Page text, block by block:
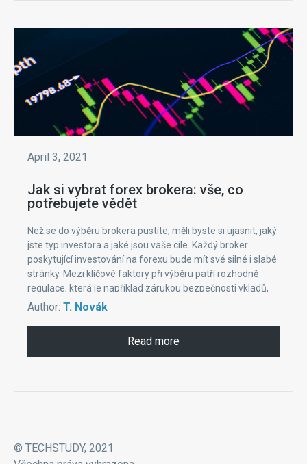
April 3, 2021
Jak si vybrat forex brokera: vše, co
potřebujete vědět
Než se do výběru brokera pustíte, měli byste si ujasnit, jaký
jste typ investora a jaké jsou vaše cíle. Každý broker
poskytující investování na forexu bude mít své silné i slabé
stránky. Mezi klíčové faktory při výběru patří rozhodně
regulace, která je například zárukou bezpečnosti vkladů,
osobních údajů a přiměřených komisí.
Author: T. Novák
Read more
© TECHSTUDY, 2021